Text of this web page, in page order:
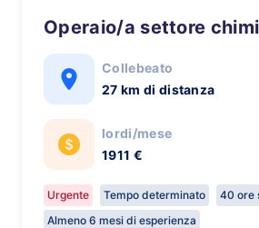
Operaio/a settore
Collebeato
27 km di distanza
lordi/mese
1911 €
Urgente Tempo determinato
40 ore
Almeno 6 mesi di esperienza